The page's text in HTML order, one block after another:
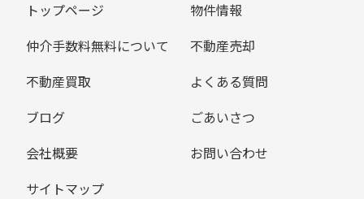
トップページ
物件情報
仲介手数料無料について
不動産売却
不動産買取
よくある質問
ブログ
ごあいさつ
会社概要
お問い合わせ
サイトマップ